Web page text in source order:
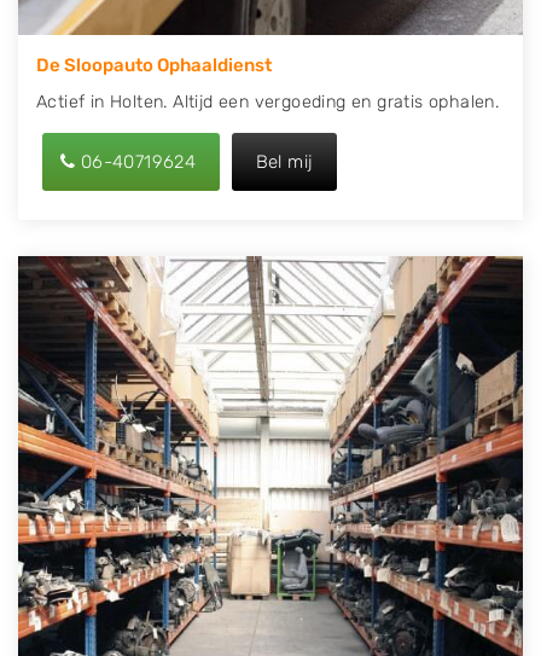
De Sloopauto Ophaaldienst
Actief in Holten. Altijd een vergoeding en gratis ophalen.
06-40719624 Bel mij